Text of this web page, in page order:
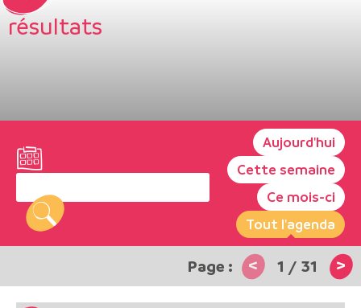
résultats
Aujourd'hui
Cette semaine
Ce mois-ci
Tout l'agenda
< 1 / 31 >